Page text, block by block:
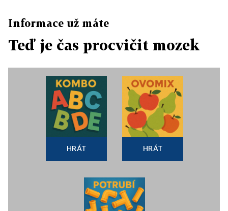
Informace už máte
Teď je čas procvičit mozek
HRÁT HRÁT